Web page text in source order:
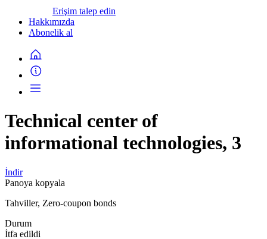
Erişim talep edin
Hakkımızda
Abonelik al
Technical center of
informational technologies, 3
İndir
Panoya kopyala
Tahviller, Zero-coupon bonds
Durum
İtfa edildi